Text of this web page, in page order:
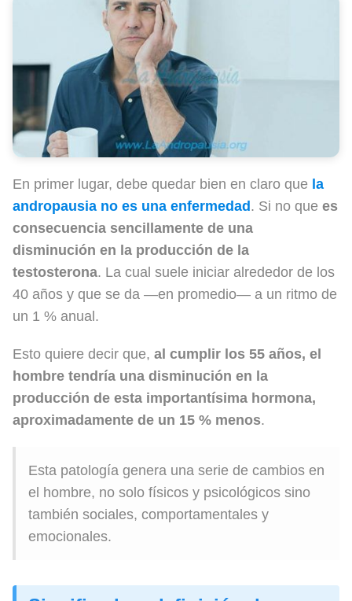
En primer lugar, debe quedar bien en claro que la
andropausia no es una enfermedad . Si no que es
consecuencia sencillamente de una
disminución en la producción de la
testosterona. La cual suele iniciar alrededor de los
40 años y que se da —en promedio— a un ritmo de
un 1 % anual.
Esto quiere decir que, al cumplir los 55 años, el
hombre tendría una disminución en la
producción de esta importantísima hormona,
aproximadamente de un 15 % menos.
Esta patología genera una serie de cambios en
el hombre, no solo físicos y psicológicos sino
también sociales, comportamentales y
emocionales.